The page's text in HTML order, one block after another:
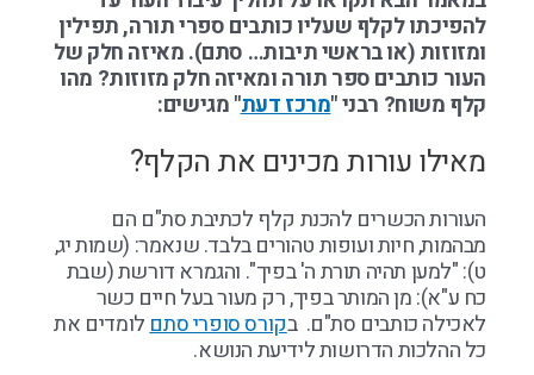
להפיכתו לקלף שעליו כותבים ספרי תורה, תפילין
ומזוזות (או בראשי תיבות… סתם). מאיזה חלק של
העור כותבים ספר תורה ומאיזה חלק מזוזות? מהו
קלף משוח? רבני "מרכז דעת" מגישים:
מאילו עורות מכינים את הקלף?
העורות הכשרים להכנת קלף לכתיבת סת"ם הם
מבהמות, חיות ועופות טהורים בלבד. שנאמר: (שמות יג,
ט): "למען תהיה תורת ה' בפיך". והגמרא דורשת (שבת
כח ע"א): מן המותר בפיך, רק מעור בעל חיים כשר
לאכילה כותבים סת"ם. בקורס סופרי סתםלומדים את
כל ההלכות הדרושות לידיעת הנושא.